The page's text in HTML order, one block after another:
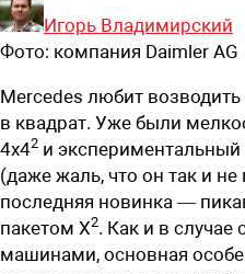
Игорь Владимирский
Фото: компания Daimler AG
Mercedes любит
в квадрат. Уже были
4x42 и экспериментальный
(даже жаль, что он так и
последняя новинка —
пакетом X2. Как и в
машинами, основная